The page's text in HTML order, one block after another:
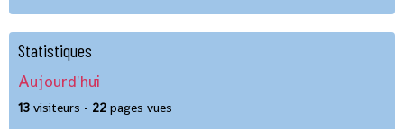
Statistiques
Aujourd'hui
13 visiteurs - 22 pages vues